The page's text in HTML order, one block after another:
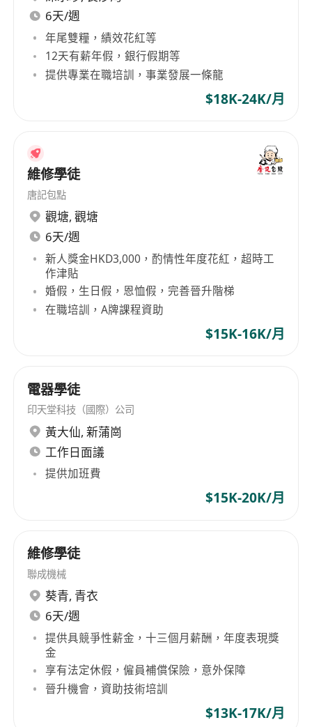
6天/週
年尾雙糧，績效花紅等
12天有薪年假，銀行假期等
提供專業在職培訓，事業發展一條龍
$18K-24K/月
維修學徒
唐記包點
觀塘, 觀塘
6天/週
新人獎金HKD3,000，酌情性年度花紅，超時工
作津貼
婚假，生日假，恩恤假，完善晉升階梯
在職培訓，A牌課程資助
$15K-16K/月
電器學徒
印天堂科技（國際）公司
黃大仙, 新蒲崗
工作日面議
提供加班費
$15K-20K/月
維修學徒
聯成機械
葵青, 青衣
6天/週
提供具競爭性薪金，十三個月薪酬，年度表現獎
金
享有法定休假，僱員補償保險，意外保障
晉升機會，資助技術培訓
$13K-17K/月